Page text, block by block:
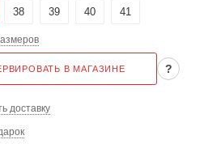
38 39 40 41
В МАГАЗИНЕ ?
доставку